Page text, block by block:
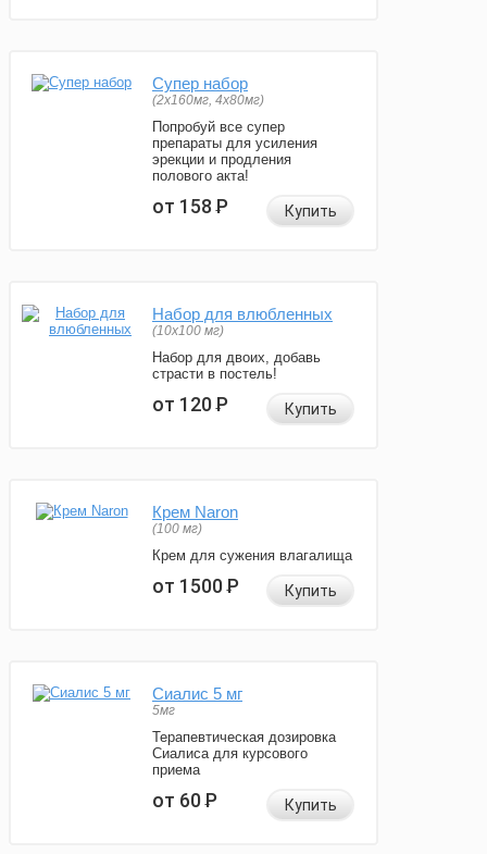
Супер набор
(2х160мг, 4х80мг)
Попробуй все супер
препараты для усиления
эрекции и продления
полового акта!
от 158Р Купить
Набор для влюбленных
(10х100 мг)
Набор для двоих, добавь
страсти в постель!
от 120Р Купить
Крем Naron
(100 мг)
Крем для сужения влагалища
от 1500Р Купить
Сиалис 5 мг
5мг
Терапевтическая дозировка
Сиалиса для курсового
приема
от 60Р Купить